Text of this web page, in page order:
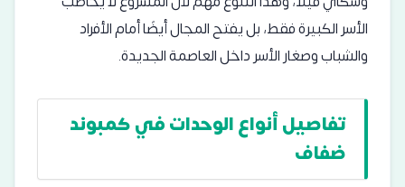
الأسر الكبيرة فقط، بل يفتح المجال أيضًا أمام الأفراد
والشباب وصغار الأسر داخل العاصمة الجديدة.
تفاصيل أنواع الوحدات في كمبوند
ضفاف